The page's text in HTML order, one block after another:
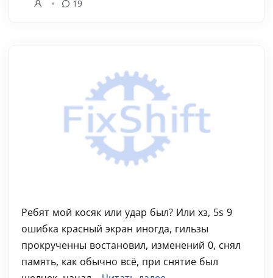
19
Ребят мой косяк или удар был? Или хз, 5s 9
ошибка красный экран иногда, гильзы
прокрученны востановил, изменений 0, снял
память, как обычно всё, при снятие был